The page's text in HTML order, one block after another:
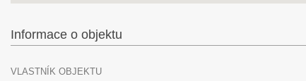
Informace o objektu
VLASTNÍK OBJEKTU